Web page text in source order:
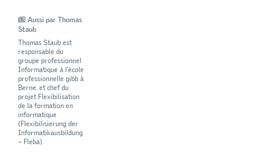
Aussi par Thomas
Staub
Thomas Staub est
responsable du
groupe professionnel
Informatique à l’école
professionnelle gibb à
Berne, et chef du
projet Flexibilisation
de la formation en
informatique
(Flexibilisierung der
Informatikausbildung
– Fleba).